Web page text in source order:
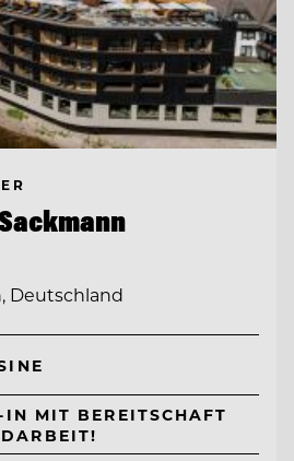
Deutschland
MIT BEREITSCHAFT